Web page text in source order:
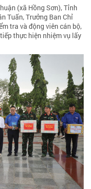
(xã Hồng Sơn), Tỉnh
Tuấn, Trưởng Ban Chỉ
tra và động viên cán bộ,
thực hiện nhiệm vụ lấy